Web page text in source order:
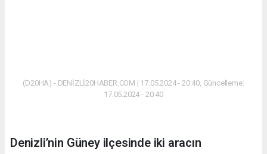
(D20HA) - DENİZLİ20HABER.COM | 17.05.2024 - 20:40, Güncelleme:
17.05.2024 - 20:40
Denizli’nin Güney ilçesinde iki aracın